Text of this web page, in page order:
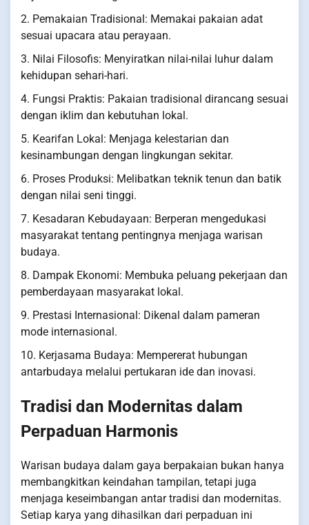
2. Pemakaian Tradisional: Memakai pakaian adat
sesuai upacara atau perayaan.
3. Nilai Filosofis: Menyiratkan nilai-nilai luhur dalam
kehidupan sehari-hari.
4. Fungsi Praktis: Pakaian tradisional dirancang sesuai
dengan iklim dan kebutuhan lokal.
5. Kearifan Lokal: Menjaga kelestarian dan
kesinambungan dengan lingkungan sekitar.
6. Proses Produksi: Melibatkan teknik tenun dan batik
dengan nilai seni tinggi.
7. Kesadaran Kebudayaan: Berperan mengedukasi
masyarakat tentang pentingnya menjaga warisan
budaya.
8. Dampak Ekonomi: Membuka peluang pekerjaan dan
pemberdayaan masyarakat lokal.
9. Prestasi Internasional: Dikenal dalam pameran
mode internasional.
10. Kerjasama Budaya: Mempererat hubungan
antarbudaya melalui pertukaran ide dan inovasi.
Tradisi dan Modernitas dalam
Perpaduan Harmonis
Warisan budaya dalam gaya berpakaian bukan hanya
membangkitkan keindahan tampilan, tetapi juga
menjaga keseimbangan antar tradisi dan modernitas.
Setiap karya yang dihasilkan dari perpaduan ini